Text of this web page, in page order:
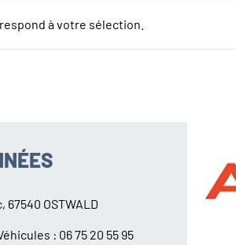
à votre sélection.
67540 OSTWALD
: 06 75 20 55 95